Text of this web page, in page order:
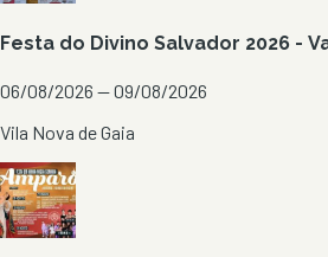
Festa do Divino Salvador 2026 -
06/08/2026 — 09/08/2026
Vila Nova de Gaia